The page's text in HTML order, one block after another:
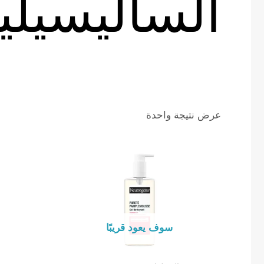
عرض نتيجة واحدة
سوف يعود قريبًا